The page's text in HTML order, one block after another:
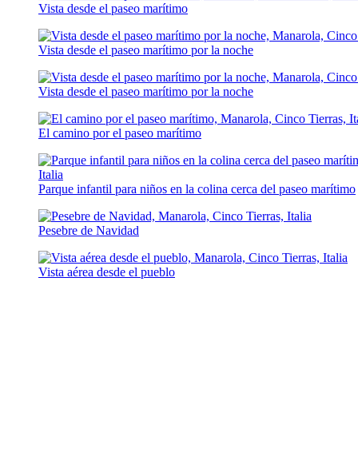
Vista desde el paseo marítimo
Vista desde el paseo marítimo por la noche
Vista desde el paseo marítimo por la noche
El camino por el paseo marítimo
Parque infantil para niños en la colina cerca del paseo marítimo
Pesebre de Navidad
Vista aérea desde el pueblo